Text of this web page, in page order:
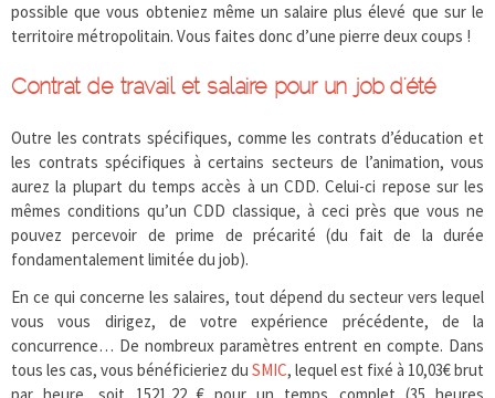
possible que vous obteniez même un salaire plus élevé que sur le
territoire métropolitain. Vous faites donc d’une pierre deux coups !
Contrat de travail et salaire pour un job d’été
Outre les contrats spécifiques, comme les contrats d’éducation et
les contrats spécifiques à certains secteurs de l’animation, vous
aurez la plupart du temps accès à un CDD. Celui-ci repose sur les
mêmes conditions qu’un CDD classique, à ceci près que vous ne
pouvez percevoir de prime de précarité (du fait de la durée
fondamentalement limitée du job).
En ce qui concerne les salaires, tout dépend du secteur vers lequel
vous vous dirigez, de votre expérience précédente, de la
concurrence… De nombreux paramètres entrent en compte. Dans
tous les cas, vous bénéficieriez du SMIC, lequel est fixé à 10,03€ brut